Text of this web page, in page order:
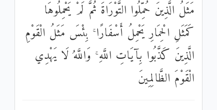
مَثَلُ الَّذِينَ حُمِّلُوا التَّوْرَاةَ ثُمَّ لَمْ يَحْمِلُوهَا
كَمَثَلِ الْحِمَارِ يَحْمِلُ أَسْفَارًا ۚ بِئْسَ مَثَلُ الْقَوْمِ
الَّذِينَ كَذَّبُوا بِآيَاتِ اللَّهِ ۚ وَاللَّهُ لَا يَهْدِي
الْقَوْمَ الظَّالِمِينَ